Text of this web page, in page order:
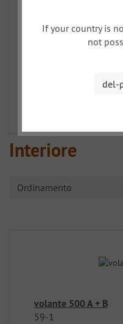
Interiore
Ordinamento
volante 500 A + B
59-1
If your country is
not
del-